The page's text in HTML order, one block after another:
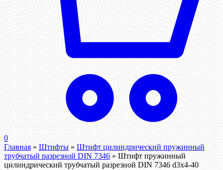
0
Главная » Штифты » Штифт цилиндрический пружинный
трубчатый разрезной DIN 7346 » Штифт пружинный
цилиндрический трубчатый разрезной DIN 7346 d3х4-40